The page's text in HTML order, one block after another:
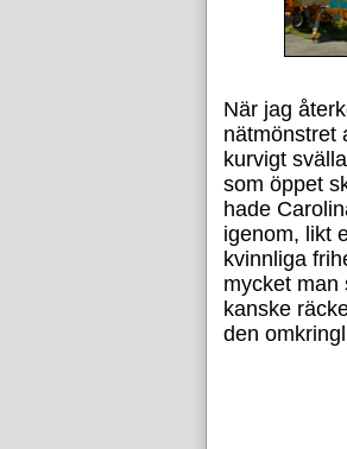
När jag
nätmönstret
kurvigt
som öppet
hade
igenom, likt
kvinnliga
mycket man
kanske
den